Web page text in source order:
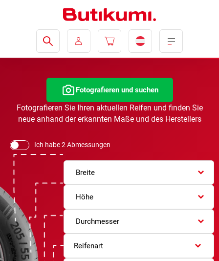
Fotografieren und suchen
Fotografieren Sie Ihren aktuellen Reifen und finden Sie
neue anhand der erkannten Maße und des Herstellers
Ich habe 2 Abmessungen
Breite
Höhe
Durchmesser
Reifenart